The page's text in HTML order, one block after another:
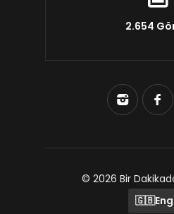
2.654
© 2026 Bir
🇬🇧